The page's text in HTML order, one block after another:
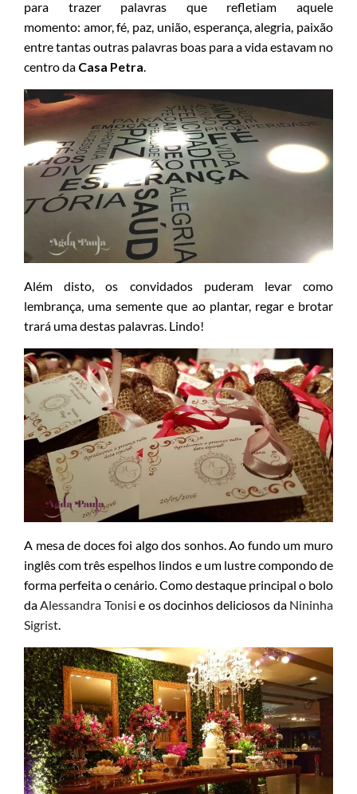
para trazer palavras que refletiam aquele
momento: amor, fé, paz, união, esperança, alegria, paixão
entre tantas outras palavras boas para a vida estavam no
centro da Casa Petra
Além disto, os convidados puderam levar como
lembrança, uma semente que ao plantar, regar e brotar
trará uma destas palavras. Lindo!
A mesa de doces foi algo dos sonhos. Ao fundo um muro
inglês com três espelhos lindos e um lustre compondo de
forma perfeita o cenário. Como destaque principal o bolo
daAlessandra Tonisi e os docinhos deliciosos da Nininha
Sigrist.